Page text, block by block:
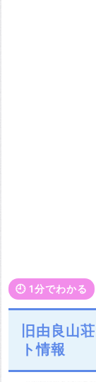
🕘️ 1分でわかる
旧由良山
ト情報